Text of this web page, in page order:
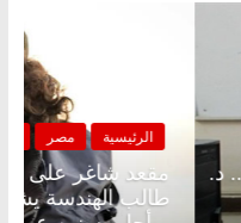
بلا زينة رمضان.. د.
في انتظار حلم